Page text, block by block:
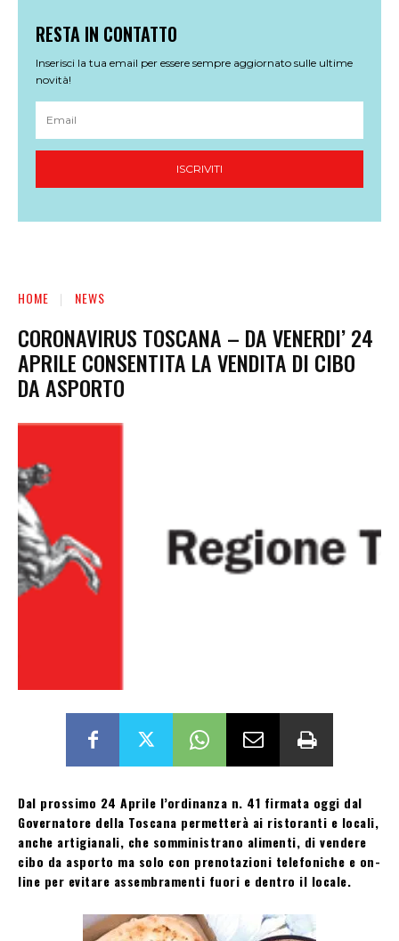
RESTA IN CONTATTO
Inserisci la tua email per essere sempre aggiornato sulle ultime
novità!
ISCRIVITI